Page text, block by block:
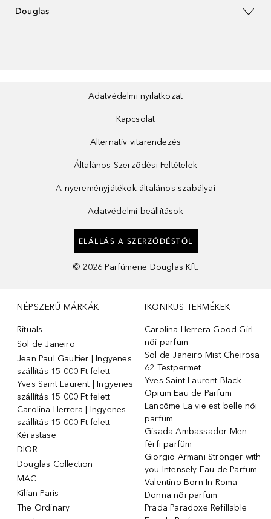
Douglas
Adatvédelmi nyilatkozat
Kapcsolat
Alternatív vitarendezés
Általános Szerződési Feltételek
A nyereményjátékok általános szabályai
Adatvédelmi beállítások
ELÁLLÁS A SZERZŐDÉSTŐL
© 2026 Parfümerie Douglas Kft.
NÉPSZERŰ MÁRKÁK
Rituals
Sol de Janeiro
Jean Paul Gaultier | Ingyenes
szállítás 15 000 Ft felett
Yves Saint Laurent | Ingyenes
szállítás 15 000 Ft felett
Carolina Herrera | Ingyenes
szállítás 15 000 Ft felett
Kérastase
DIOR
Douglas Collection
MAC
Kilian Paris
The Ordinary
IKONIKUS TERMÉKEK
Carolina Herrera Good Girl
női parfüm
Sol de Janeiro Mist Cheirosa
62 Testpermet
Yves Saint Laurent Black
Opium Eau de Parfum
Lancôme La vie est belle női
parfüm
Gisada Ambassador Men
férfi parfüm
Giorgio Armani Stronger with
you Intensely Eau de Parfum
Valentino Born In Roma
Donna női parfüm
Prada Paradoxe Refillable